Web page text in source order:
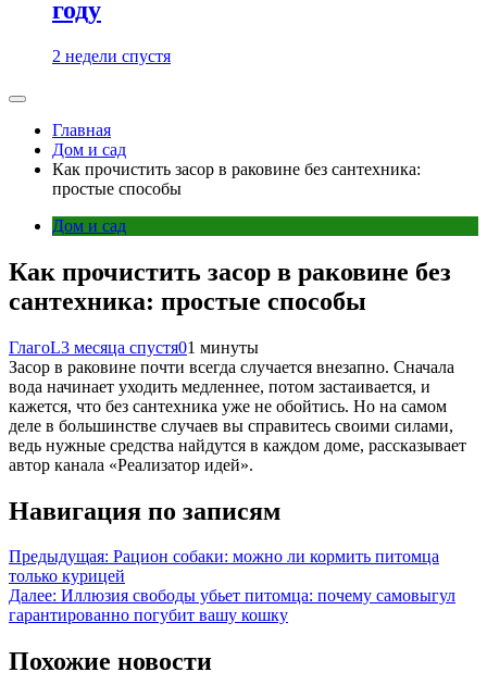
году
2 недели спустя
Главная
Дом и сад
Как прочистить засор в раковине без сантехника:
простые способы
Дом и сад
Как прочистить засор в раковине без
сантехника: простые способы
ГлагоL3 месяца спустя01 минуты
Засор в раковине почти всегда случается внезапно. Сначала
вода начинает уходить медленнее, потом застаивается, и
кажется, что без сантехника уже не обойтись. Но на самом
деле в большинстве случаев вы справитесь своими силами,
ведь нужные средства найдутся в каждом доме, рассказывает
автор канала «Реализатор идей».
Навигация по записям
Предыдущая: Рацион собаки: можно ли кормить питомца
только курицей
Далее: Иллюзия свободы убьет питомца: почему самовыгул
гарантированно погубит вашу кошку
Похожие новости